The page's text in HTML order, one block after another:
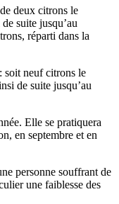
deux citrons le
suite jusqu’au
réparti dans la
soit neuf citrons le
de suite jusqu’au
Elle se pratiquera
en septembre et en
personne souffrant de
une faiblesse des